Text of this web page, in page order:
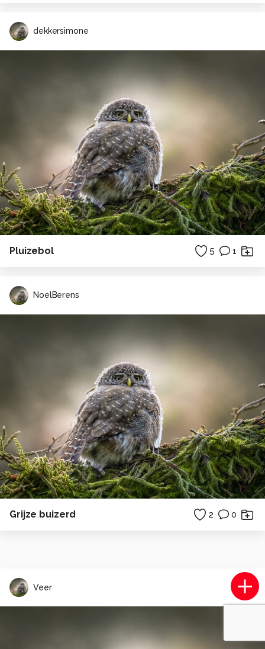
dekkersimone
Pluizebol 5 1
NoelBerens
Grijze buizerd 2 0
Veer